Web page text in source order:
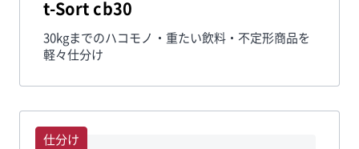
t-Sort cb30
30kgまでのハコモノ・重たい飲料・不定形商品を
軽々仕分け
仕分け